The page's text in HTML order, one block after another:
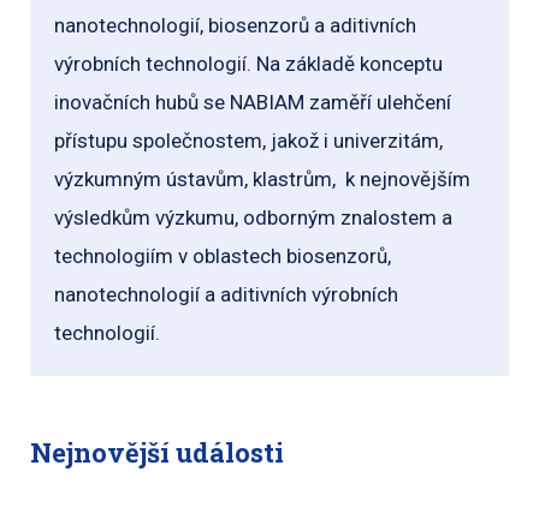
nanotechnologií, biosenzorů a aditivních
výrobních technologií. Na základě konceptu
inovačních hubů se NABIAM zaměří ulehčení
přístupu společnostem, jakož i univerzitám,
výzkumným ústavům, klastrům, k nejnovějším
výsledkům výzkumu, odborným znalostem a
technologiím v oblastech biosenzorů,
nanotechnologií a aditivních výrobních
technologií.
Nejnovější události